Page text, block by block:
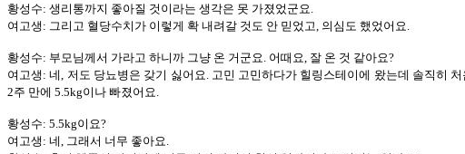
황성수: 생리통까지 좋아질 것이라는 생각은 못 가졌었군요.
여고생: 그리고 혈당수치가 이렇게 확 내려갈 것도 안 믿었고, 의심도 했었어요.
황성수: 부모님께서 가라고 하니까 그냥 온 거군요. 어때요, 잘 온 것 같아요?
여고생: 네, 저도 당뇨병은 갖기 싫어요. 고민 고민하다가 힐링스테이에 왔는데 솔직히
2주 만에 5.5kg이나 빠졌어요.
황성수: 5.5kg이요?
여고생: 네, 그래서 너무 좋아요.